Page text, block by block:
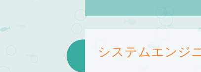
システムエンジ